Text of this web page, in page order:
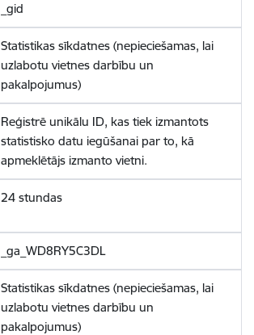
_gid
Statistikas sīkdatnes (nepieciešamas, lai
uzlabotu vietnes darbību un
pakalpojumus)
Reģistrē unikālu ID, kas tiek izmantots
statistisko datu iegūšanai par to, kā
apmeklētājs izmanto vietni.
24 stundas
_ga_WD8RY5C3DL
Statistikas sīkdatnes (nepieciešamas, lai
uzlabotu vietnes darbību un
pakalpojumus)